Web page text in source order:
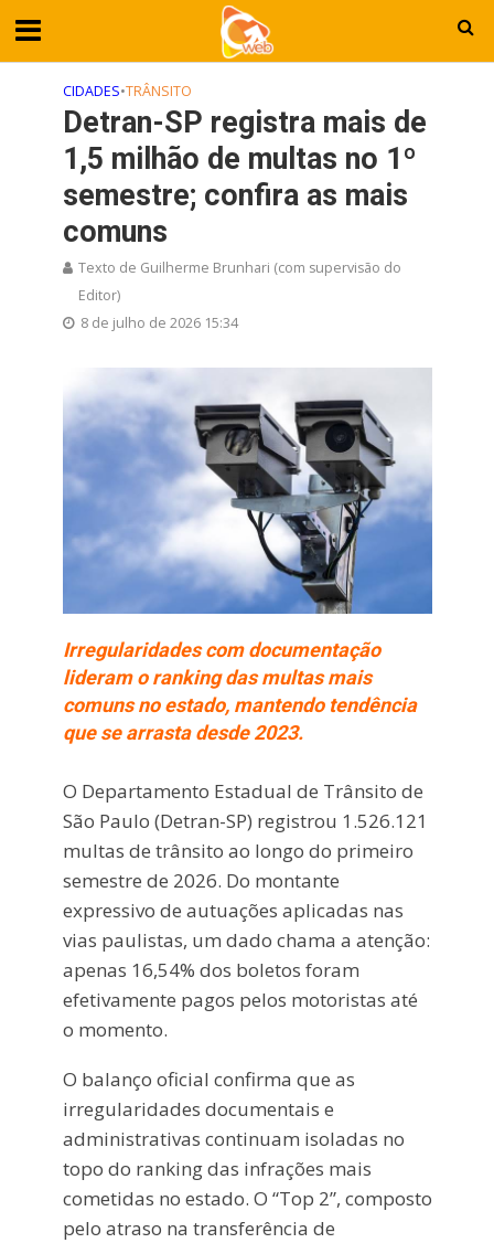
CIDADES•TRÂNSITO
Detran-SP registra mais de
1,5 milhão de multas no 1º
semestre; confira as mais
comuns
Texto de Guilherme Brunhari (com supervisão do
Editor)
8 de julho de 2026 15:34
Irregularidades com documentação
lideram o ranking das multas mais
comuns no estado, mantendo tendência
que se arrasta desde 2023.
O Departamento Estadual de Trânsito de
São Paulo (Detran-SP) registrou 1.526.121
multas de trânsito ao longo do primeiro
semestre de 2026. Do montante
expressivo de autuações aplicadas nas
vias paulistas, um dado chama a atenção:
apenas 16,54% dos boletos foram
efetivamente pagos pelos motoristas até
o momento.
O balanço oficial confirma que as
irregularidades documentais e
administrativas continuam isoladas no
topo do ranking das infrações mais
cometidas no estado. O “Top 2”, composto
pelo atraso na transferência de